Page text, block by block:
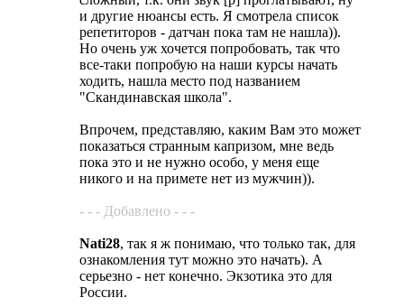
и другие нюансы есть. Я смотрела список
репетиторов - датчан пока там не нашла)).
Но очень уж хочется попробовать, так что
все-таки попробую на наши курсы начать
ходить, нашла место под названием
"Скандинавская школа".
Впрочем, представляю, каким Вам это может
показаться странным капризом, мне ведь
пока это и не нужно особо, у меня еще
никого и на примете нет из мужчин)).
- - - Добавлено - - -
Nati28, так я ж понимаю, что только так, для
ознакомления тут можно это начать). А
серьезно - нет конечно. Экзотика это для
России.